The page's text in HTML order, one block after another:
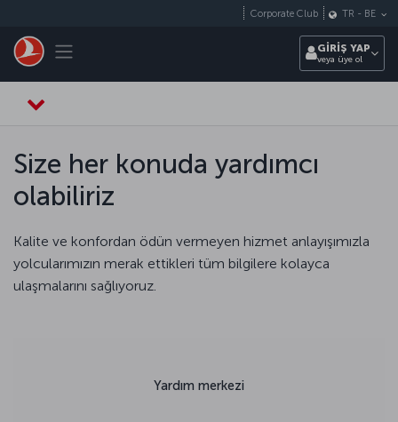
Toggle navigation
Corporate Club TR - BE
GİRİŞ YAP
veya üye ol
Size her konuda yardımcı
olabiliriz
Kalite ve konfordan ödün vermeyen hizmet anlayışımızla
yolcularımızın merak ettikleri tüm bilgilere kolayca
ulaşmalarını sağlıyoruz.
Yardım merkezi